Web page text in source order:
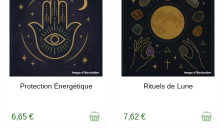
RUPTURE DE STOCK
Protection Énergétique
6,65 €
RUPTURE DE STOCK
Rituels de Lune
7,62 €